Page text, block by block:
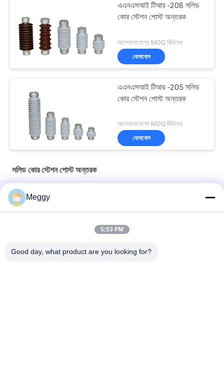
এএনএসআই টিআর -208 সলিড
কোর স্টেশন পোস্ট অন্তরক
আলোচনাযোগ্য MOQ:বিনিমেয়
যোগাযোগ
এএনএসআই টিআর -205 সলিড
কোর স্টেশন পোস্ট অন্তরক
আলোচনাযোগ্য MOQ:বিনিমেয়
যোগাযোগ
সলিড কোর স্টেশন পোস্ট অন্তরক
পেশাদার 1829CD এএনএসআই টিআর -216 পোস্ট টাইপ অন্তরক
সুপিরিয়র স্ট্রেন্থ এএনএসআই টিআর -208 সলিড কোর স্টেশন পোস্ট ইনসুলেটর
ব্রাউন এএনএসআই স্ট্যান্ডার্ড 250 কেভি টিআর -214 ট্রান্সমিশনের জন্য চীনামাটির পোস্ট
Meggy
5:53 PM
Good day, what product are you looking for?